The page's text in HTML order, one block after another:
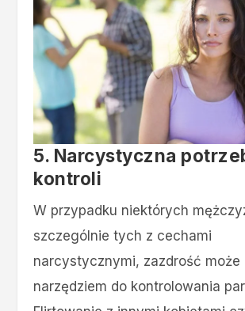
5. Narcystyczna
kontroli
W przypadku niektórych
szczególnie tych z cechami
narcystycznymi, zazdrość może
narzędziem do kontrolowania